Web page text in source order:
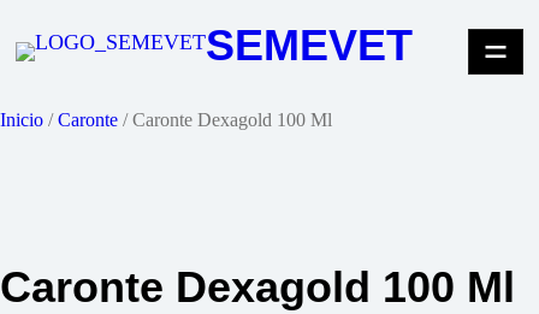
SEMEVET
Inicio /Caronte / Caronte Dexagold 100 Ml
Caronte Dexagold 100 Ml